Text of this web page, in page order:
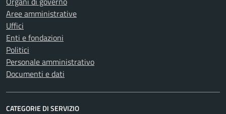
Aree amministrative
Uffici
Enti e fondazioni
Politici
Personale amministrativo
Documenti e dati
CATEGORIE DI SERVIZIO